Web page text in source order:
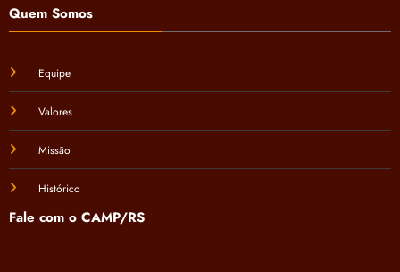
Quem Somos
Equipe
Valores
Missão
Histórico
Fale com o CAMP/RS